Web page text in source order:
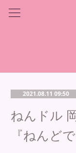
2021.08.11 09:50
ねんドル
『ねんど